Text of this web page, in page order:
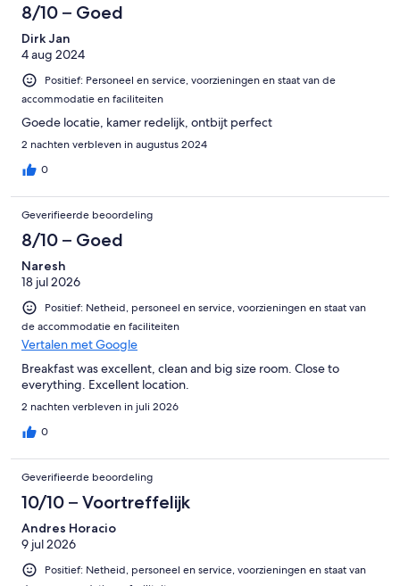
beoordelingen
8/10 – Goed
Dirk Jan
4 aug 2024
Positief: Personeel en service, voorzieningen en staat van de
accommodatie en faciliteiten
Goede locatie, kamer redelijk, ontbijt perfect
2 nachten verbleven in augustus 2024
0
Geverifieerde beoordeling
8/10 – Goed
Naresh
18 jul 2026
Positief: Netheid, personeel en service, voorzieningen en staat van
de accommodatie en faciliteiten
Vertalen met Google
Breakfast was excellent, clean and big size room. Close to
everything. Excellent location.
2 nachten verbleven in juli 2026
0
Geverifieerde beoordeling
10/10 – Voortreffelijk
Andres Horacio
9 jul 2026
Positief: Netheid, personeel en service, voorzieningen en staat van